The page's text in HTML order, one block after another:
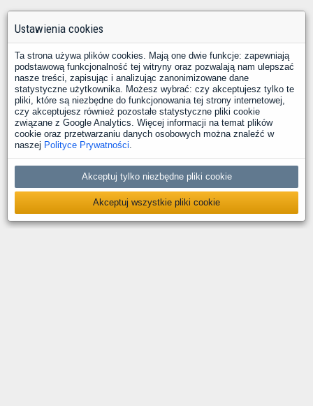
Ustawienia cookies
Ta strona używa plików cookies. Mają one dwie funkcje: zapewniają
podstawową funkcjonalność tej witryny oraz pozwalają nam ulepszać
nasze treści, zapisując i analizując zanonimizowane dane
statystyczne użytkownika. Możesz wybrać: czy akceptujesz tylko te
pliki, które są niezbędne do funkcjonowania tej strony internetowej,
czy akceptujesz również pozostałe statystyczne pliki cookie
związane z Google Analytics. Więcej informacji na temat plików
cookie oraz przetwarzaniu danych osobowych można znaleźć w
naszej Polityce Prywatności.
Akceptuj tylko niezbędne pliki cookie
Akceptuj wszystkie pliki cookie